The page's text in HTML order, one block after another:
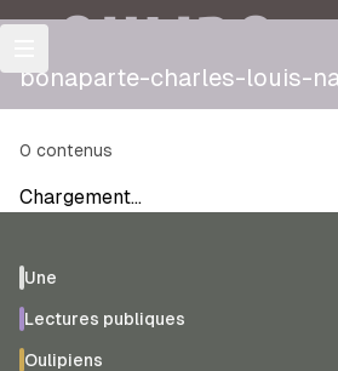
OULIPO
bonaparte-charles-louis-
0 contenus
Chargement…
Une
Lectures publiques
Oulipiens